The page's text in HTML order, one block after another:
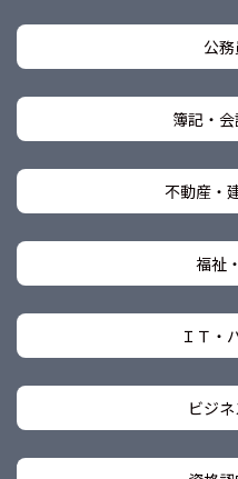
公
簿記・
不動産・
福祉
ＩＴ・
ビジ